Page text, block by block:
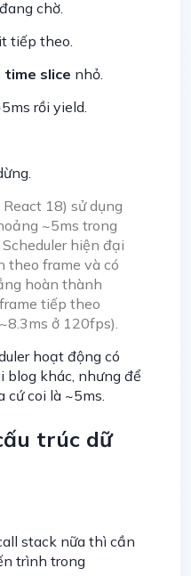
chờ.
tiếp theo.
time slice nhỏ.
rồi yield.
18) sử dụng
~5ms trong
hiện đại
theo frame và có
hoàn thành
tiếp theo
ở 120fps).
hoạt động có
blog khác, nhưng để
cứ coi là ~5ms.
trúc dữ
stack nữa thì cần
trình trong